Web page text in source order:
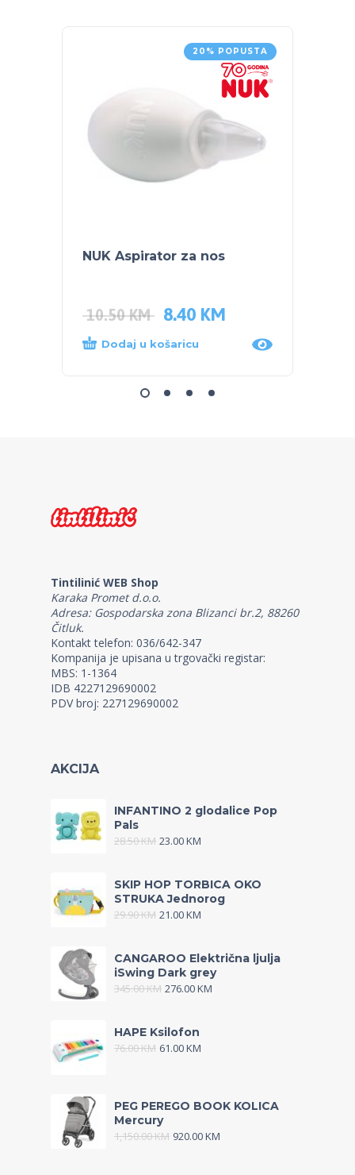
20% POPUSTA
NUK Aspirator za nos
10.50KM 8.40 KM
Dodaj u košaricu
Tintilinić WEB Shop
Karaka Promet d.o.o.
Adresa: Gospodarska zona Blizanci br.2, 88260
Čitluk.
Kontakt telefon: 036/642-347
Kompanija je upisana u trgovački registar:
MBS: 1-1364
IDB 4227129690002
PDV broj: 227129690002
AKCIJA
INFANTINO 2 glodalice Pop
Pals
28.50KM 23.00KM
SKIP HOP TORBICA OKO
STRUKA Jednorog
29.90KM 21.00KM
CANGAROO Električna ljulja
iSwing Dark grey
345.00KM 276.00KM
HAPE Ksilofon
76.00KM 61.00KM
PEG PEREGO BOOK KOLICA
Mercury
1,150.00KM 920.00KM